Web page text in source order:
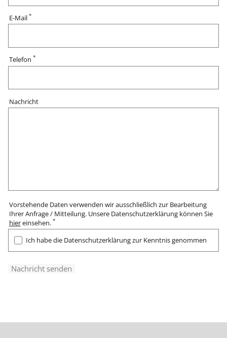
E-Mail *
Telefon *
Nachricht
Vorstehende Daten verwenden wir ausschließlich zur Bearbeitung
Ihrer Anfrage / Mitteilung. Unsere Datenschutzerklärung können Sie
hiereinsehen. *
Ich habe die Datenschutzerklärung zur Kenntnis genommen
Nachricht senden